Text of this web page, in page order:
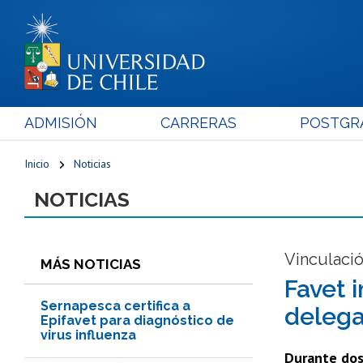
ADMISIÓN CARRERAS
Inicio Noticias
NOTICIAS
MÁS NOTICIAS
Sernapesca certifica a
Epifavet para diagnóstico de
virus influenza
Favet
Durante